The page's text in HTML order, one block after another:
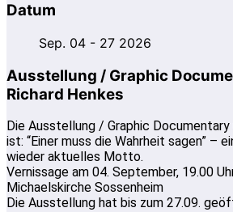
Datum
Sep. 04 - 27 2026
Ausstellung / Graphic
Richard Henkes
Die Ausstellung / Graphic
ist: “Einer muss die Wahrheit sagen” –
wieder aktuelles Motto.
Vernissage am 04. September, 19.00
Michaelskirche Sossenheim
Die Ausstellung hat bis zum 27.09.